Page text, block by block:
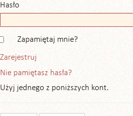
Hasło
Zapamiętaj mnie?
Zarejestruj
Nie pamiętasz hasła?
Użyj jednego z poniższych kont.